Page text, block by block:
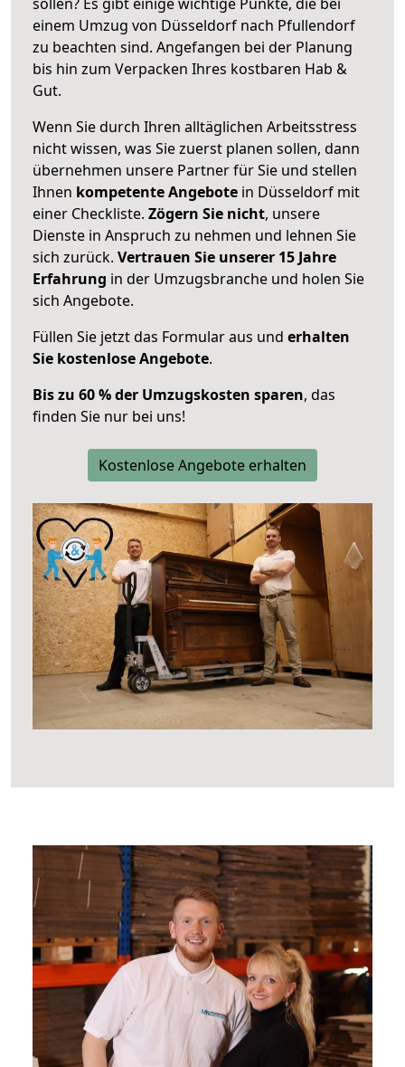
einem Umzug von Düsseldorf nach Pfullendorf
zu beachten sind. Angefangen bei der Planung
bis hin zum Verpacken Ihres kostbaren Hab &
Gut.
Wenn Sie durch Ihren alltäglichen Arbeitsstress
nicht wissen, was Sie zuerst planen sollen, dann
übernehmen unsere Partner für Sie und stellen
Ihnen kompetente Angebote in Düsseldorf mit
einer Checkliste. Zögern Sie nicht, unsere
Dienste in Anspruch zu nehmen und lehnen Sie
sich zurück. Vertrauen Sie unserer 15 Jahre
Erfahrung in der Umzugsbranche und holen Sie
sich Angebote.
Füllen Sie jetzt das Formular aus und erhalten
Sie kostenlose Angebote.
Bis zu 60 % der Umzugskosten sparen, das
finden Sie nur bei uns!
Kostenlose Angebote erhalten